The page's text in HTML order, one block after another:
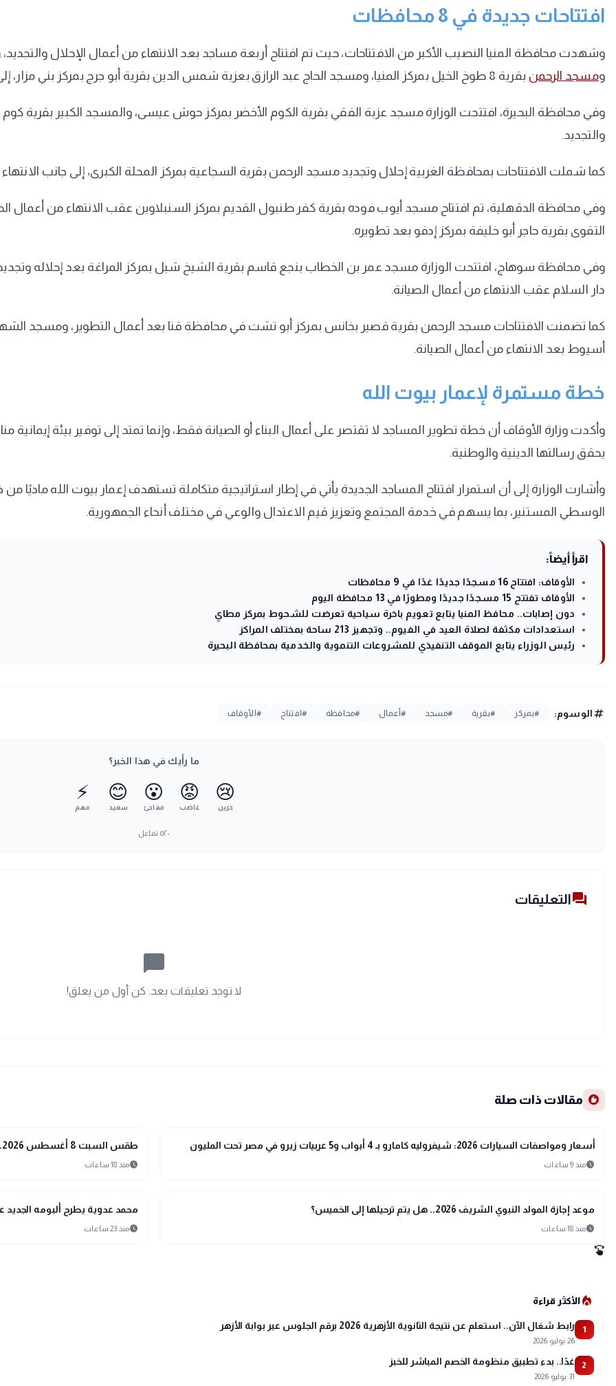
افتتاحات جديدة في 8 محافظات
وشهدت محافظة المنيا النصيب الأكبر من الافتتاحات، حيث تم افتتاح أربعة مساجد بعد الانتهاء من أعمال الإحلال
ومسجد الرحمن بقرية 8 طوخ الخيل بمركز المنيا، ومسجد الحاج عبد الرازق بعزبة شمس الدين بقرية أبو جرج بمركز بني مزار، إلى جانب مسجد السلام بقرية عباد شارونة بمركز مغاغة.
وفي محافظة البحيرة، افتتحت الوزارة مسجد عزبة الفقي بقرية الكوم الأخضر بمركز حوش عيسى، والمسجد الكبير بقرية كوم
والتجديد.
كما شملت الافتتاحات بمحافظة الغربية إحلال وتجديد مسجد الرحمن بقرية السجاعية بمركز المحلة الكبرى، إلى جانب
وفي محافظة الدقهلية، تم افتتاح مسجد أيوب فوده بقرية كفر طنبول القديم بمركز السنبلاوين عقب الانتهاء من أعمال
التقوى بقرية حاجر أبو خليفة بمركز إدفو بعد تطويره.
وفي محافظة سوهاج، افتتحت الوزارة مسجد عمر بن الخطاب بنجع قاسم بقرية الشيخ شبل بمركز المراغة بعد إحلاله
دار السلام عقب الانتهاء من أعمال الصيانة.
كما تضمنت الافتتاحات مسجد الرحمن بقرية قصير بخانس بمركز أبو تشت في محافظة قنا بعد أعمال التطوير، ومسجد
أسيوط بعد الانتهاء من أعمال الصيانة.
خطة مستمرة لإعمار بيوت الله
وأكدت وزارة الأوقاف أن خطة تطوير المساجد لا تقتصر على أعمال البناء أو الصيانة فقط، وإنما تمتد إلى توفير بيئة إيمانية
يحقق رسالتها الدينية والوطنية.
وأشارت الوزارة إلى أن استمرار افتتاح المساجد الجديدة يأتي في إطار استراتيجية متكاملة تستهدف إعمار بيوت الله ماديًا من
الوسطي المستنير، بما يسهم في خدمة المجتمع وتعزيز قيم الاعتدال والوعي في مختلف أنحاء الجمهورية.
اقرأ أيضاً:
الأوقاف: افتتاح 16 مسجدًا جديدًا غدًا في 9 محافظات
الأوقاف تفتتح 15 مسجدًا جديدًا ومطورًا في 13 محافظة اليوم
دون إصابات.. محافظ المنيا يتابع تعويم باخرة سياحية تعرضت للشحوط بمركز مطاي
استعدادات مكثفة لصلاة العيد في الفيوم.. وتجهيز 213 ساحة بمختلف المراكز
رئيس الوزراء يتابع الموقف التنفيذي للمشروعات التنموية والخدمية بمحافظة البحيرة
tagالوسوم: #بمركز #بقرية #مسجد #أعمال #محافظة #افتتاح #الأوقاف
ما رأيك في هذا الخبر؟
😢
حزين
😡
غاضب
😮
مفاجئ
😊
سعيد
⚡
مهم
٥٢٠ تفاعل
forumالتعليقات
chat_bubble_outline
لا توجد تعليقات بعد. كن أول من يعلق!
recommend مقالات ذات صلة
interests
منوعات
أسعار ومواصفات السيارات 2026: شيفروليه كامارو بـ 4 أبواب و5 عربيات زيرو في مصر تحت المليون
scheduleمنذ 9 ساعات interests
منوعات
طقس السبت 8 أغسطس 2026.. حرارة مرتفعة ورطوبة عالية والأرصاد تحذر من أجواء شديدة الحرارة
scheduleمنذ 18 ساعات
interests
منوعات
موعد إجازة المولد النبوي الشريف 2026.. هل يتم ترحيلها إلى الخميس؟
scheduleمنذ 18 ساعات interests
محمد عدوية يطرح ألبومه الجديد
scheduleمنذ 23 ساعات
swipe
local_fire_departmentالأكثر قراءة
1 رابط شغال الآن.. استعلم عن نتيجة الثانوية الأزهرية 2026 برقم الجلوس عبر بوابة الأزهر
26 يوليو 2026
2 غدًا.. بدء تطبيق منظومة الخصم المباشر للخبز
31 يوليو 2026